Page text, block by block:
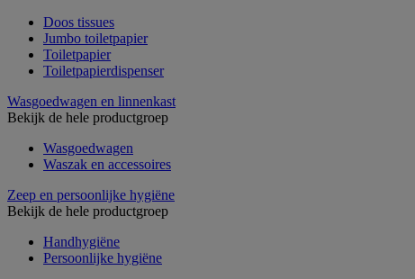
Doos tissues
Jumbo toiletpapier
Toiletpapier
Toiletpapierdispenser
Wasgoedwagen en linnenkast
Bekijk de hele productgroep
Wasgoedwagen
Waszak en accessoires
Zeep en persoonlijke hygiëne
Bekijk de hele productgroep
Handhygiëne
Persoonlijke hygiëne